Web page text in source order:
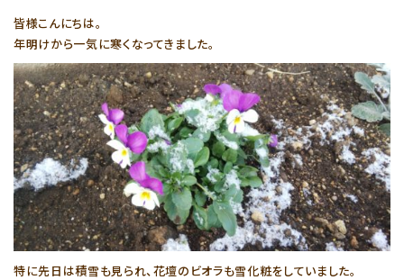
皆様こんにちは。
年明けから一気に寒くなってきました。
特に先日は積雪も見られ、花壇のビオラも雪化粧をしていました。